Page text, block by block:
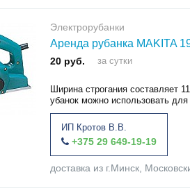
Электрорубанки
Аренда рубанка MAKITA
20 руб. за сутки
Ширина строгания составляет
убанок можно использовать
ИП Кротов В.В.
+375 29 649-19-19
доставка из г.Минск,